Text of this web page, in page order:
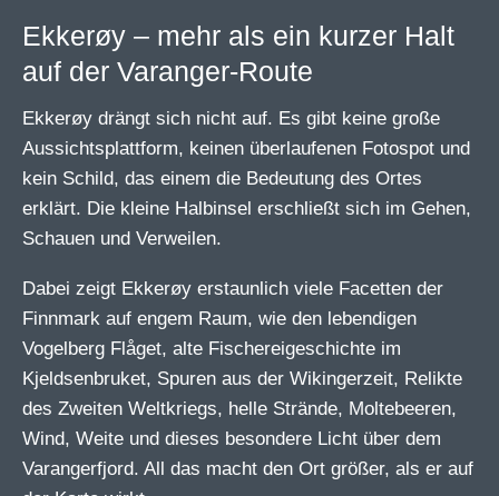
Ekkerøy – mehr als ein kurzer Halt
auf der Varanger-Route
Ekkerøy drängt sich nicht auf. Es gibt keine große
Aussichtsplattform, keinen überlaufenen Fotospot und
kein Schild, das einem die Bedeutung des Ortes
erklärt. Die kleine Halbinsel erschließt sich im Gehen,
Schauen und Verweilen.
Dabei zeigt Ekkerøy erstaunlich viele Facetten der
Finnmark auf engem Raum, wie den lebendigen
Vogelberg Flåget, alte Fischereigeschichte im
Kjeldsenbruket, Spuren aus der Wikingerzeit, Relikte
des Zweiten Weltkriegs, helle Strände, Moltebeeren,
Wind, Weite und dieses besondere Licht über dem
Varangerfjord. All das macht den Ort größer, als er auf